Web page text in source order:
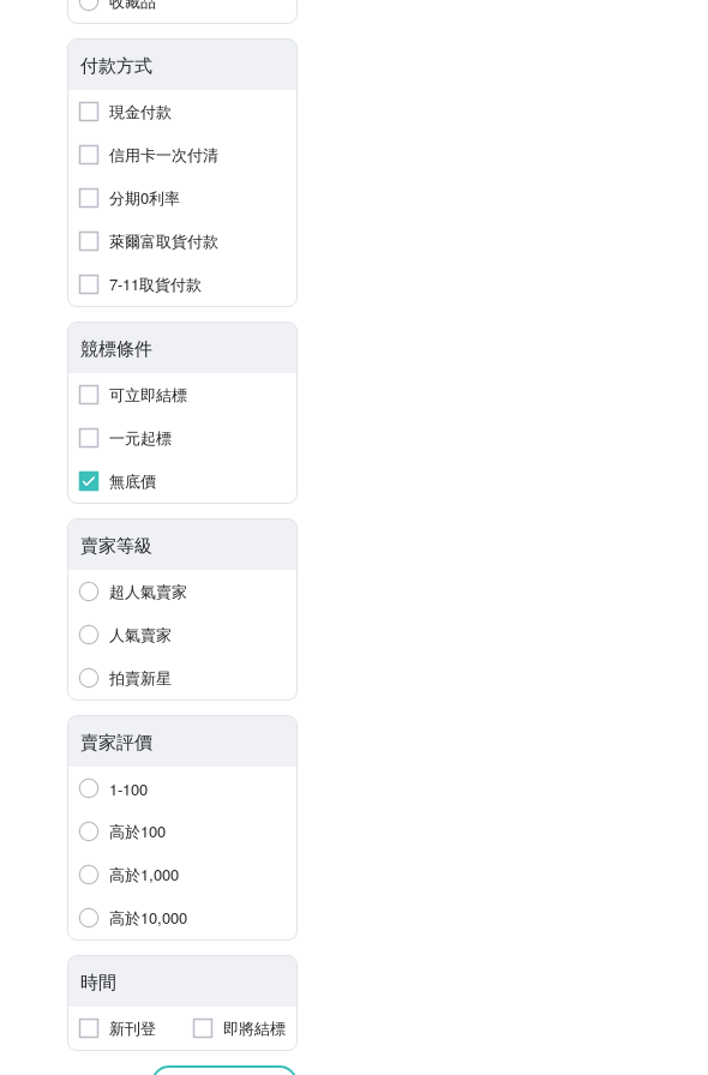
付款方式
現金付款
信用卡一次付清
分期0利率
萊爾富取貨付款
7-11取貨付款
競標條件
可立即結標
一元起標
無底價
賣家等級
超人氣賣家
人氣賣家
拍賣新星
賣家評價
1-100
高於100
高於1,000
高於10,000
時間
新刊登 即將結標